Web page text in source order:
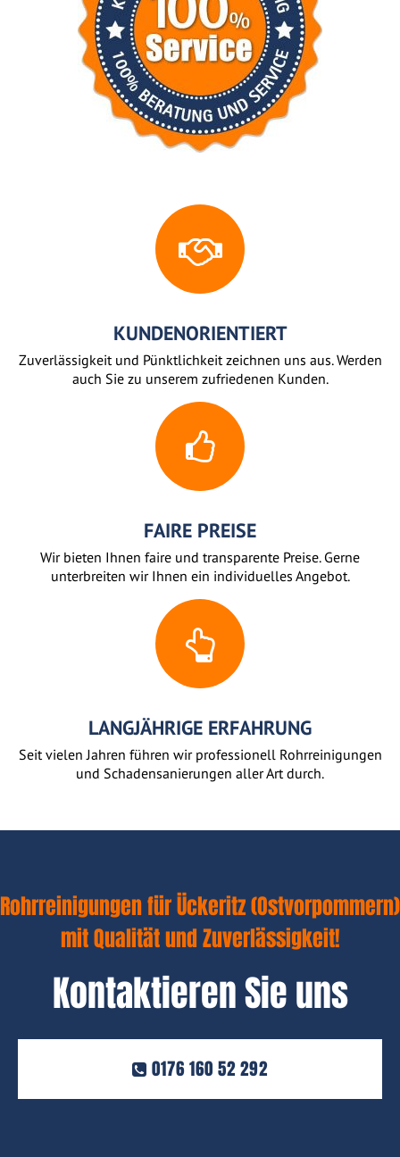
KUNDENORIENTIERT
Zuverlässigkeit und Pünktlichkeit zeichnen uns aus. Werden
auch Sie zu unserem zufriedenen Kunden.
FAIRE PREISE
Wir bieten Ihnen faire und transparente Preise. Gerne
unterbreiten wir Ihnen ein individuelles Angebot.
LANGJÄHRIGE ERFAHRUNG
Seit vielen Jahren führen wir professionell Rohrreinigungen
und Schadensanierungen aller Art durch.
Rohrreinigungen für Ückeritz (Ostvorpommern)
mit Qualität und Zuverlässigkeit!
Kontaktieren Sie uns
0176 160 52 292